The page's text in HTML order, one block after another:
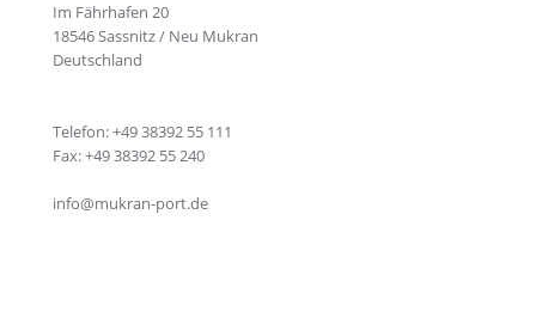
Im Fährhafen 20
18546 Sassnitz / Neu Mukran
Deutschland
Telefon: +49 38392 55 111
Fax: +49 38392 55 240
info@mukran-port.de